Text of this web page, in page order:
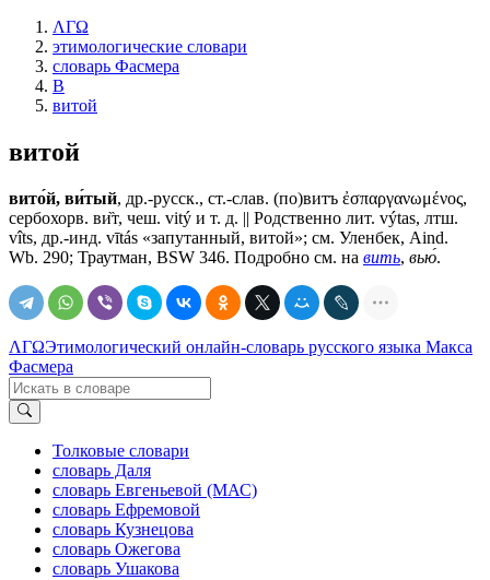
ΛΓΩ
этимологические словари
словарь Фасмера
В
витой
витой
вито́й, ви́тый, др.-русск., ст.-слав. (по)витъ ἐσπαργανωμένος,
сербохорв. ви̏т, чеш. vitý и т. д. || Родственно лит. výtas, лтш.
vîts, др.-инд. vītás «запутанный, витой»; см. Уленбек, Aind.
Wb. 290; Траутман, BSW 346. Подробно см. на вить, вью́.
ΛΓΩЭтимологический онлайн-словарь русского языка Макса
Фасмера
Толковые словари
словарь Даля
словарь Евгеньевой (МАС)
словарь Ефремовой
словарь Кузнецова
словарь Ожегова
словарь Ушакова